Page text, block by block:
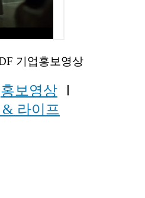
기업홍보영상
홍보영상 Ⅰ
& 라이프